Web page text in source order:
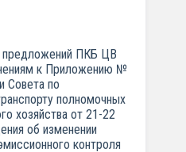
ПКБ ЦВ
к Приложению №
Совета по
полномочных
хозяйства от 21-22
об изменении
контроля